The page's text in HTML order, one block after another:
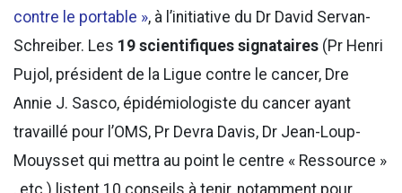
contre le portable », à l’initiative du Dr David Servan-
Schreiber. Les 19 scientifiques signataires (Pr Henri
Pujol, président de la Ligue contre le cancer, Dre
Annie J. Sasco, épidémiologiste du cancer ayant
travaillé pour l’OMS, Pr Devra Davis, Dr Jean-Loup-
Mouysset qui mettra au point le centre « Ressource »
, etc.) listent 10 conseils à tenir, notamment pour